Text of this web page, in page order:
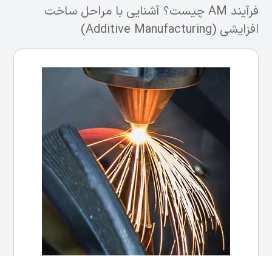
فرآیند AM چیست؟ آشنایی با مراحل ساخت
افزایشی (Additive Manufacturing)